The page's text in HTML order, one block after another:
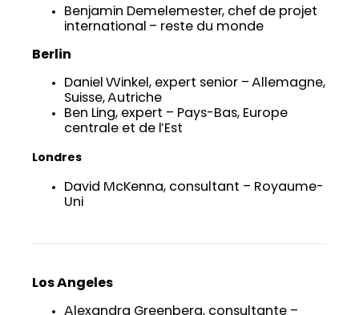
Benjamin Demelemester, chef de projet
international – reste du monde
Berlin
Daniel Winkel, expert senior – Allemagne,
Suisse, Autriche
Ben Ling, expert – Pays-Bas, Europe
centrale et de l’Est
Londres
David McKenna, consultant – Royaume-
Uni
Los Angeles
Alexandra Greenberg, consultante –